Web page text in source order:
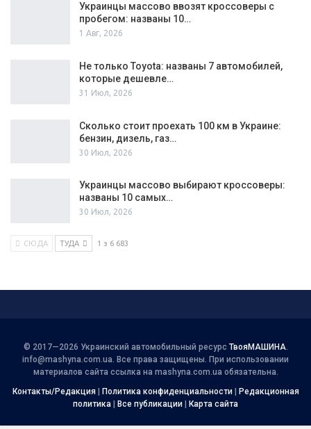
Украинцы массово ввозят кроссоверы с
пробегом: названы 10…
1 Авг, 2026
Не только Toyota: названы 7 автомобилей,
которые дешевле…
31 Июл, 2026
Сколько стоит проехать 100 км в Украине:
бензин, дизель, газ…
30 Июл, 2026
Украинцы массово выбирают кроссоверы:
названы 10 самых…
30 Июл, 2026
СЮДА ТУДА 1 з 6 683
© 2017—2026 Украинский автомобильный ресурс ТвояМАШИНА.
info@mashyna.com.ua. Все права защищены. При использовании
материалов сайта ссылка на mashyna.com.ua обязательна.
Контакты/Редакция| Политика конфиденциальности| Редакционная
политика | Все публикации | Карта сайта